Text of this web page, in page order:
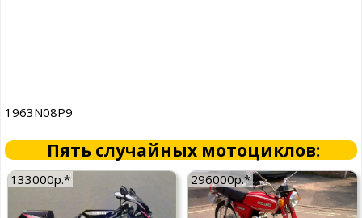
1963N08P9
Пять случайных мотоциклов:
133000р.* 296000р.*